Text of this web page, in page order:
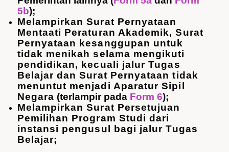
5b);
Melampirkan Surat Pernyataan
Mentaati Peraturan Akademik, Surat
Pernyataan kesanggupan untuk
tidak menikah selama mengikuti
pendidikan, kecuali jalur Tugas
Belajar dan Surat Pernyataan tidak
menuntut menjadi Aparatur Sipil
Negara (terlampirpada Form 6);
Melampirkan Surat Persetujuan
Pemilihan Program Studi dari
instansi pengusul bagi jalur Tugas
Belajar;